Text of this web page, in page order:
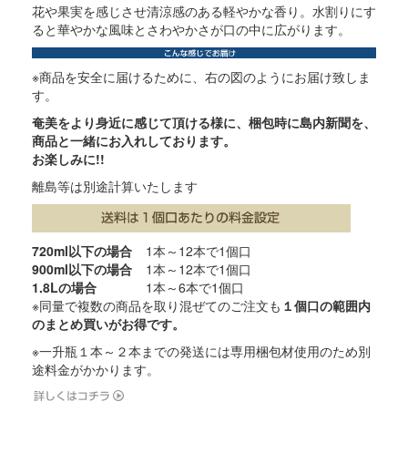
花や果実を感じさせ清涼感のある軽やかな香り。水割りにす
ると華やかな風味とさわやかさが口の中に広がります。
※商品を安全に届けるために、右の図のようにお届け致しま
す。
奄美をより身近に感じて頂ける様に、梱包時に島内新聞を、
商品と一緒にお入れしております。
お楽しみに!!
離島等は別途計算いたします
720ml以下の場合 1本～12本で1個口
900ml以下の場合 1本～12本で1個口
1.8Lの場合
1本～6本で1個口
※同量で複数の商品を取り混ぜてのご注文も １個口の範囲内
のまとめ買いがお得です。
※一升瓶１本～２本までの発送には専用梱包材使用のため別
途料金がかかります。